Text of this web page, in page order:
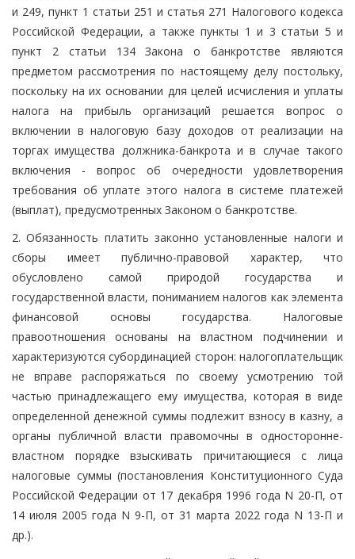
и 249, пункт 1 статьи 251 и статья 271 Налогового кодекса
Российской Федерации, а также пункты 1 и 3 статьи 5 и
пункт 2 статьи 134 Закона о банкротстве являются
предметом рассмотрения по настоящему делу постольку,
поскольку на их основании для целей исчисления и уплаты
налога на прибыль организаций решается вопрос о
включении в налоговую базу доходов от реализации на
торгах имущества должника-банкрота и в случае такого
включения - вопрос об очередности удовлетворения
требования об уплате этого налога в системе платежей
(выплат), предусмотренных Законом о банкротстве.
2. Обязанность платить законно установленные налоги и
сборы имеет публично-правовой характер, что
обусловлено самой природой государства и
государственной власти, пониманием налогов как элемента
финансовой основы государства. Налоговые
правоотношения основаны на властном подчинении и
характеризуются субординацией сторон: налогоплательщик
не вправе распоряжаться по своему усмотрению той
частью принадлежащего ему имущества, которая в виде
определенной денежной суммы подлежит взносу в казну, а
органы публичной власти правомочны в односторонне-
властном порядке взыскивать причитающиеся с лица
налоговые суммы (постановления Конституционного Суда
Российской Федерации от 17 декабря 1996 года N 20-П, от
14 июля 2005 года N 9-П, от 31 марта 2022 года N 13-П и
др.).